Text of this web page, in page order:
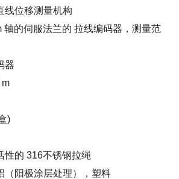
线位移测量机构
轴的伺服法兰的 拉线编码器，测量范
器
m
)
性的 316不锈钢拉绳
（阳极涂层处理），塑料